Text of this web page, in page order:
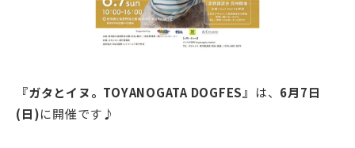
『ガタとイヌ。TOYANOGATA DOGFES』 は、 6月7日
(日)に開催です♪